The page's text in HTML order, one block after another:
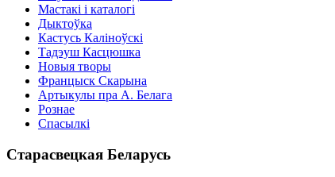
Мастакі i каталогi
Дыктоўка
Кастусь Каліноўскі
Тадэуш Касцюшка
Новыя творы
Францыск Скарына
Артыкулы пра А. Белага
Рознае
Спасылкі
Старасвецкая Беларусь